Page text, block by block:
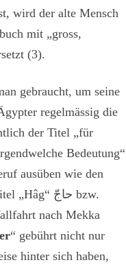
wird der alte Mensch
mit „gross,
(3).
gebraucht, um seine
regelmässig die
der Titel „für
Bedeutung“
ausüben wie den
„Hâg“
bzw.
nach Mekka
“ gebührt nicht nur
hinter sich haben,